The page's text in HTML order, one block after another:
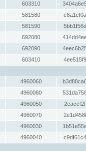
603310
581580
581590
692080
692090
603410
4960060
4960080
4960050
4960070
4960030
4960040